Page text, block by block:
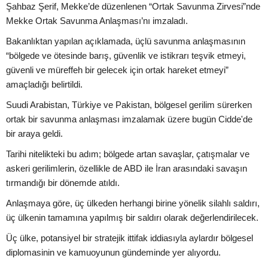
Şahbaz Şerif, Mekke’de düzenlenen “Ortak Savunma Zirvesi”nde
Mekke Ortak Savunma Anlaşması’nı imzaladı.
Bakanlıktan yapılan açıklamada, üçlü savunma anlaşmasının
“bölgede ve ötesinde barış, güvenlik ve istikrarı teşvik etmeyi,
güvenli ve müreffeh bir gelecek için ortak hareket etmeyi”
amaçladığı belirtildi.
Suudi Arabistan, Türkiye ve Pakistan, bölgesel gerilim sürerken
ortak bir savunma anlaşması imzalamak üzere bugün Cidde'de
bir araya geldi.
Tarihi nitelikteki bu adım; bölgede artan savaşlar, çatışmalar ve
askeri gerilimlerin, özellikle de ABD ile İran arasındaki savaşın
tırmandığı bir dönemde atıldı.
Anlaşmaya göre, üç ülkeden herhangi birine yönelik silahlı saldırı,
üç ülkenin tamamına yapılmış bir saldırı olarak değerlendirilecek.
Üç ülke, potansiyel bir stratejik ittifak iddiasıyla aylardır bölgesel
diplomasinin ve kamuoyunun gündeminde yer alıyordu.